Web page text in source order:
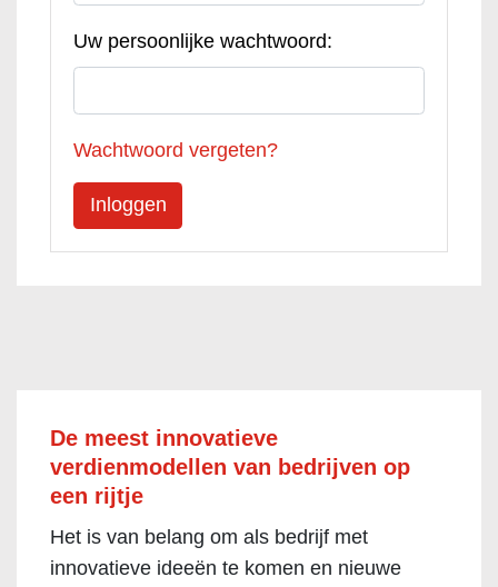
Uw persoonlijke wachtwoord:
Wachtwoord vergeten?
De meest innovatieve
verdienmodellen van bedrijven op
een rijtje
Het is van belang om als bedrijf met
innovatieve ideeën te komen en nieuwe